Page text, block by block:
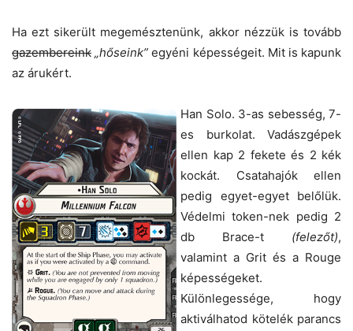
Ha ezt sikerült megemésztenünk, akkor nézzük is tovább
gazembereink „hőseink” egyéni képességeit. Mit is kapunk
az árukért.
Han Solo. 3-as sebesség, 7-
es burkolat. Vadászgépek
ellen kap 2 fekete és 2 kék
kockát. Csatahajók ellen
pedig egyet-egyet belőlük.
Védelmi token-nek pedig 2
db Brace-t (felezőt),
valamint a Grit és a Rouge
képességeket.
Különlegessége, hogy
aktiválhatod kötelék parancs